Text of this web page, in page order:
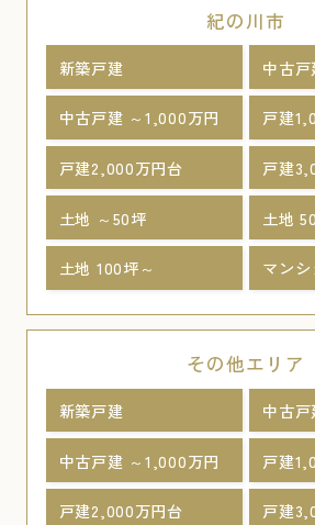
紀の川市
新築戸建 中古戸
中古戸建 ～1,000万円 戸建
戸建2,000万円台 戸建
土地 ～50坪 土地
土地 100坪～ マンシ
その他エリア
新築戸建 中古戸
中古戸建 ～1,000万円 戸建
戸建2,000万円台 戸建